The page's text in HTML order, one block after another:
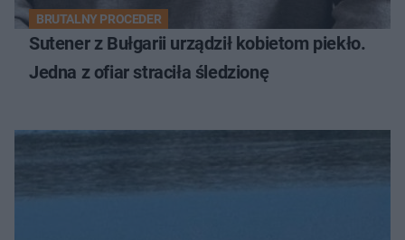
BRUTALNY PROCEDER
Sutener z Bułgarii urządził kobietom piekło.
Jedna z ofiar straciła śledzionę